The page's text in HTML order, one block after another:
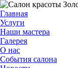
Главная
Услуги
Наши мастера
Галерея
О нас
События салона